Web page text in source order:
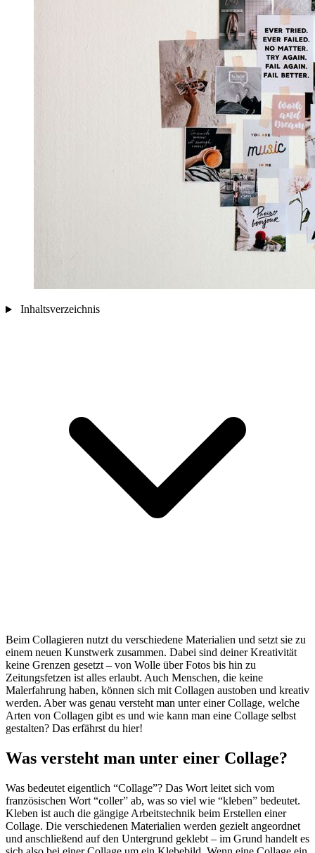
Inhaltsverzeichnis
Beim Collagieren nutzt du verschiedene Materialien und setzt sie zu
einem neuen Kunstwerk zusammen. Dabei sind deiner Kreativität
keine Grenzen gesetzt – von Wolle über Fotos bis hin zu
Zeitungsfetzen ist alles erlaubt. Auch Menschen, die keine
Malerfahrung haben, können sich mit Collagen austoben und kreativ
werden. Aber was genau versteht man unter einer Collage, welche
Arten von Collagen gibt es und wie kann man eine Collage selbst
gestalten? Das erfährst du hier!
Was versteht man unter einer Collage?
Was bedeutet eigentlich “Collage”? Das Wort leitet sich vom
französischen Wort “coller” ab, was so viel wie “kleben” bedeutet.
Kleben ist auch die gängige Arbeitstechnik beim Erstellen einer
Collage. Die verschiedenen Materialien werden gezielt angeordnet
und anschließend auf den Untergrund geklebt – im Grund handelt es